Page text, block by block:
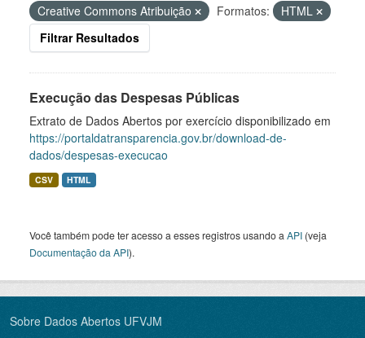
Creative Commons Atribuição
Formatos:
HTML
Filtrar Resultados
Execução das Despesas Públicas
Extrato de Dados Abertos por exercício disponibilizado em
https://portaldatransparencia.gov.br/download-de-
dados/despesas-execucao
CSV HTML
Você também pode ter acesso a esses registros usando a API (veja
Documentação da API).
Sobre Dados Abertos UFVJM